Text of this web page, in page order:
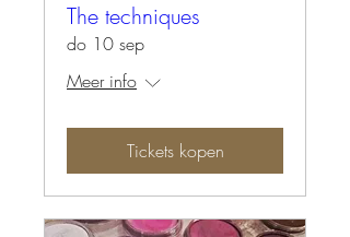
The techniques
do 10 sep
Meer info
Tickets kopen